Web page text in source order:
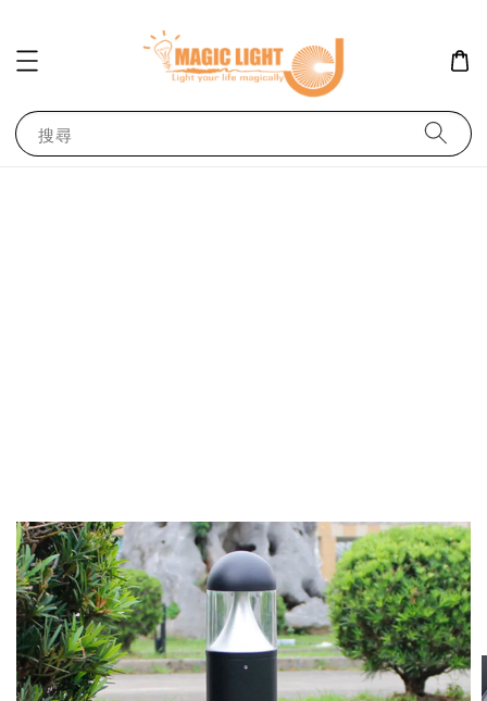
搜尋
added to cart
【1入】7瓦 AR70燈泡 聚光型
44 分鐘前